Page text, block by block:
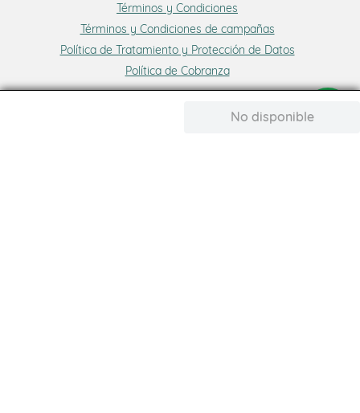
No disponible
Términos y Condiciones
Términos y Condiciones de campañas
Política de Tratamiento y Protección de Datos
Política de Cobranza